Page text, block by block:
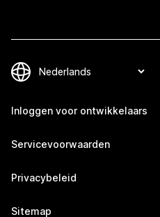
Inloggen voor ontwikkelaars
Servicevoorwaarden
Privacybeleid
Sitemap